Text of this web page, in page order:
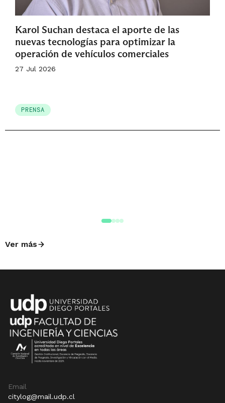
Karol Suchan destaca el aporte de las
nuevas tecnologías para optimizar la
operación de vehículos comerciales
27 Jul 2026
PRENSA
Ver más
Email
citylog@mail.udp.cl